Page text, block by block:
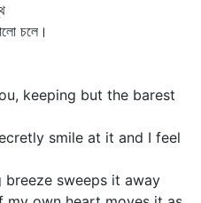
keeping but the barest
smile at it and I feel
sweeps it away